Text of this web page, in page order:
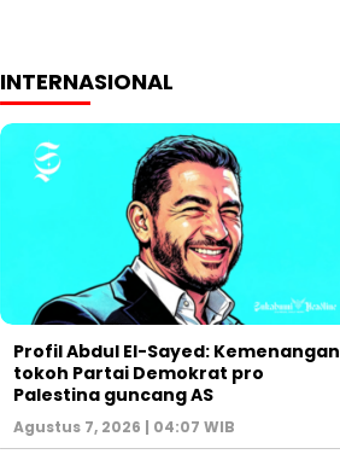
INTERNASIONAL
Profil Abdul El-Sayed: Kemenangan
tokoh Partai Demokrat pro
Palestina guncang AS
Agustus 7, 2026 | 04:07 WIB